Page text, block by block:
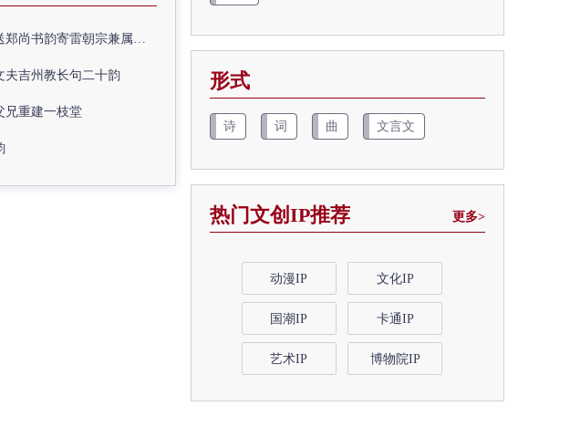
书韵寄雷朝宗兼属欧阳全真
夫吉州教长句二十韵
兄重建一枝堂
形式
诗 词 曲 文言文
热门文创IP推荐 更多>
动漫IP 文化IP
国潮IP 卡通IP
艺术IP 博物院IP